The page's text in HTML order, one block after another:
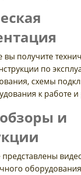
вы получите
по
схемы
к работе и
и